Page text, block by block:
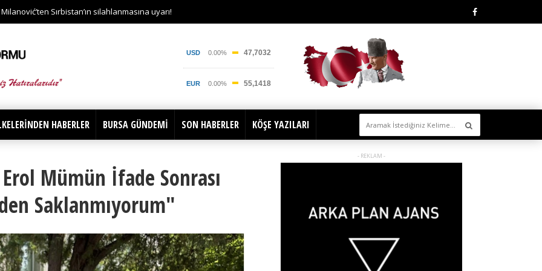
Sırbistan’ın silahlanmasına uyarı!
HABERLER BURSA GÜNDEMİ SON HABERLER KÖŞE YAZILARI
Mümün İfade Sonrası
Saklanmıyorum"
- REKLAM -